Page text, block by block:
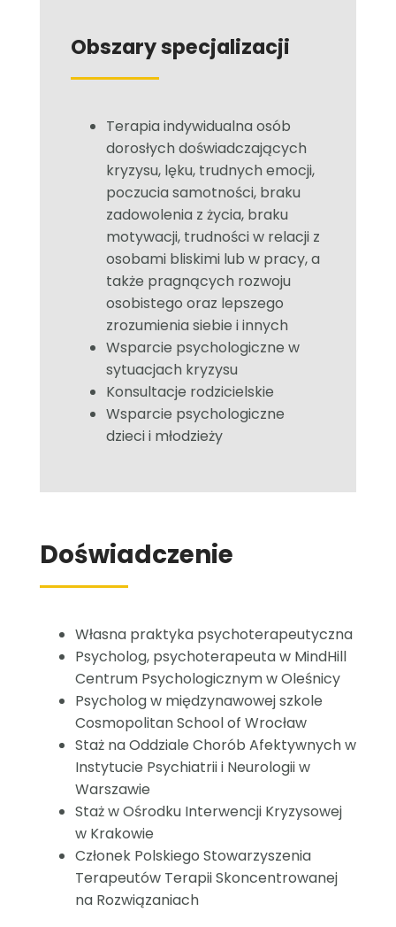
Obszary specjalizacji
Terapia indywidualna osób
dorosłych doświadczających
kryzysu, lęku, trudnych emocji,
poczucia samotności, braku
zadowolenia z życia, braku
motywacji, trudności w relacji z
osobami bliskimi lub w pracy, a
także pragnących rozwoju
osobistego oraz lepszego
zrozumienia siebie i innych
Wsparcie psychologiczne w
sytuacjach kryzysu
Konsultacje rodzicielskie
Wsparcie psychologiczne
dzieci i młodzieży
Doświadczenie
Własna praktyka psychoterapeutyczna
Psycholog, psychoterapeuta w MindHill
Centrum Psychologicznym w Oleśnicy
Psycholog w międzynawowej szkole
Cosmopolitan School of Wrocław
Staż na Oddziale Chorób Afektywnych w
Instytucie Psychiatrii i Neurologii w
Warszawie
Staż w Ośrodku Interwencji Kryzysowej
w Krakowie
Członek Polskiego Stowarzyszenia
Terapeutów Terapii Skoncentrowanej
na Rozwiązaniach